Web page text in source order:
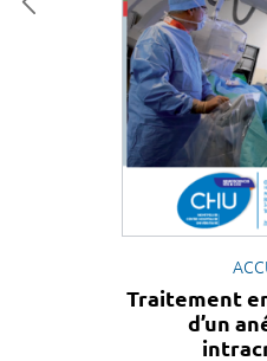
Traitement
d’un